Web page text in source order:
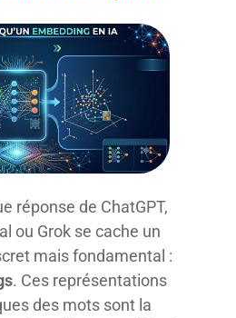
réponse de ChatGPT,
ou Grok se cache un
mais fondamental :
. Ces représentations
des mots sont la